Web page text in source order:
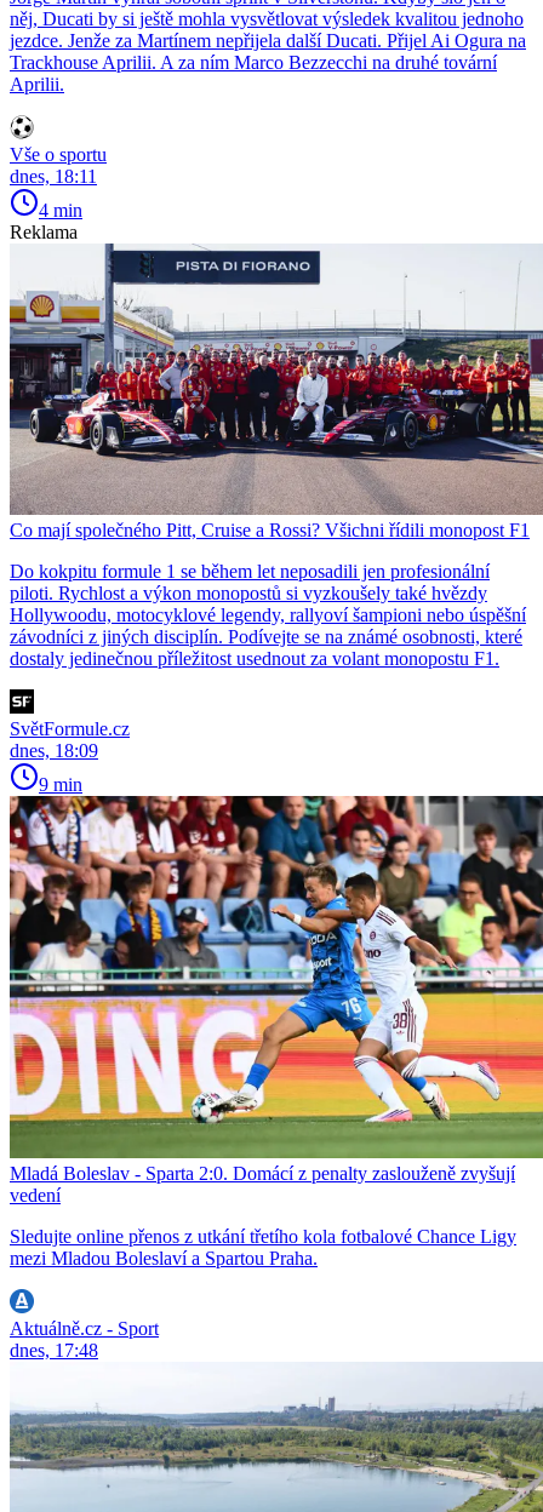
něj, Ducati by si ještě mohla vysvětlovat výsledek kvalitou jednoho
jezdce. Jenže za Martínem nepřijela další Ducati. Přijel Ai Ogura na
Trackhouse Aprilii. A za ním Marco Bezzecchi na druhé tovární
Aprilii.
Vše o sportu
dnes, 18:11
4 min
Reklama
Co mají společného Pitt, Cruise a Rossi? Všichni řídili monopost F1
Do kokpitu formule 1 se během let neposadili jen profesionální
piloti. Rychlost a výkon monopostů si vyzkoušely také hvězdy
Hollywoodu, motocyklové legendy, rallyoví šampioni nebo úspěšní
závodníci z jiných disciplín. Podívejte se na známé osobnosti, které
dostaly jedinečnou příležitost usednout za volant monopostu F1.
SvětFormule.cz
dnes, 18:09
9 min
Mladá Boleslav - Sparta 2:0. Domácí z penalty zaslouženě zvyšují
vedení
Sledujte online přenos z utkání třetího kola fotbalové Chance Ligy
mezi Mladou Boleslaví a Spartou Praha.
Aktuálně.cz - Sport
dnes, 17:48